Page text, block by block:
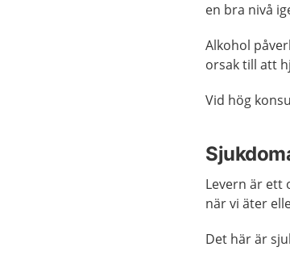
en bra nivå
Alkohol
orsak till att
Vid hög
Levern är ett
när vi äter
Det här är